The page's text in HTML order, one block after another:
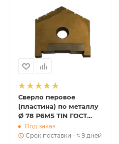
Сверло перовое
(пластина) по металлу
Ø 78 Р6М5 TIN ГОСТ
25526-82 (2000-1255)
Под заказ
Срок поставки - ≈ 9 дней